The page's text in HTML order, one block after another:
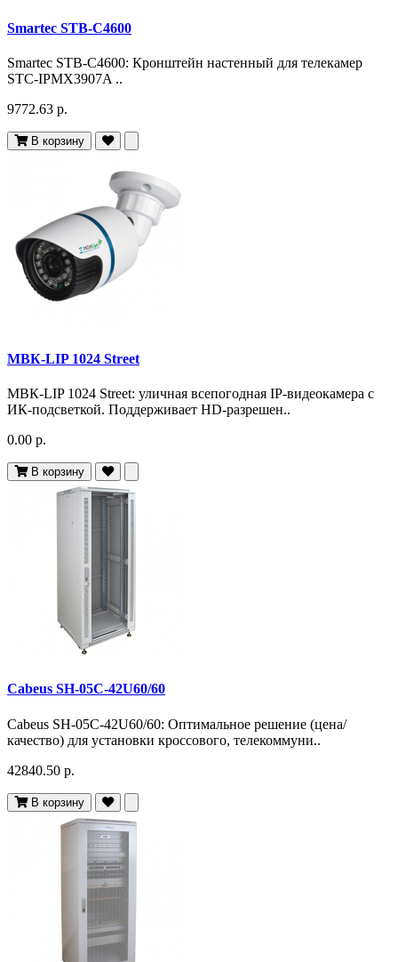
Smartec STB-C4600
Smartec STB-C4600: Кронштейн настенный для телекамер
STC-IPMX3907A ..
9772.63 р.
В корзину
МВК-LIP 1024 Street
МВК-LIP 1024 Street: уличная всепогодная IP-видеокамера с
ИК-подсветкой. Поддерживает HD-разрешен..
0.00 р.
В корзину
Cabeus SH-05C-42U60/60
Cabeus SH-05C-42U60/60: Оптимальное решение (цена/
качество) для установки кроссового, телекоммуни..
42840.50 р.
В корзину